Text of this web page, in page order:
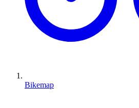
Bikemap